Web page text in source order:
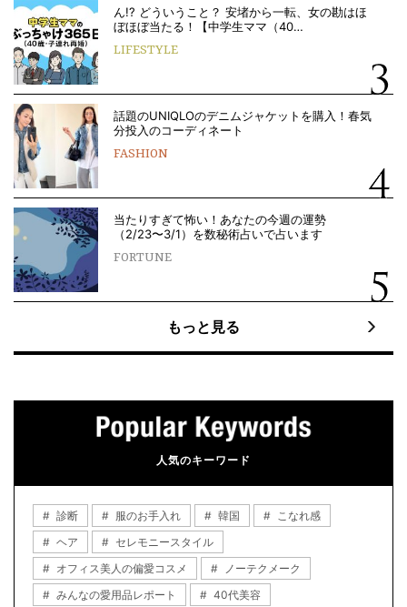
ん!? どういうこと？ 安堵から一転、女の勘はほ
ぼほぼ当たる！【中学生ママ（40…
LIFESTYLE
話題のUNIQLOのデニムジャケットを購入！春気
分投入のコーディネート
FASHION
当たりすぎて怖い！あなたの今週の運勢
（2/23〜3/1）を数秘術占いで占います
FORTUNE
もっと見る
人気のキーワード
診断 服のお手入れ 韓国
こなれ感
ヘア
セレモニースタイル
オフィス美人の偏愛コスメ
ノーテクメーク
みんなの愛用品レポート
40代美容